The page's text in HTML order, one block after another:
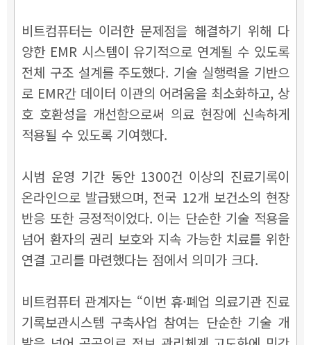
비트컴퓨터는 이러한 문제점을 해결하기 위해 다
양한 EMR 시스템이 유기적으로 연계될 수 있도록
전체 구조 설계를 주도했다. 기술 실행력을 기반으
로 EMR간 데이터 이관의 어려움을 최소화하고, 상
호 호환성을 개선함으로써 의료 현장에 신속하게
적용될 수 있도록 기여했다.
시범 운영 기간 동안 1300건 이상의 진료기록이
온라인으로 발급됐으며, 전국 12개 보건소의 현장
반응 또한 긍정적이었다. 이는 단순한 기술 적용을
넘어 환자의 권리 보호와 지속 가능한 치료를 위한
연결 고리를 마련했다는 점에서 의미가 크다.
비트컴퓨터 관계자는 “이번 휴·폐업 의료기관 진료
기록보관시스템 구축사업 참여는 단순한 기술 개